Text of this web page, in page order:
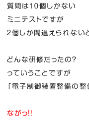
質問は１０個しかない
ミニテストですが
２個しか間違えられないと
どんな研修だったの？
っていうことですが
「電子制御装置整備の
ながっ！！